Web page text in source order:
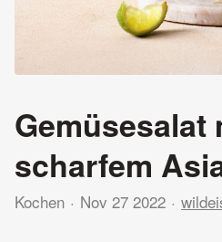
Gemüsesalat
scharfem
Kochen Nov 27 2022